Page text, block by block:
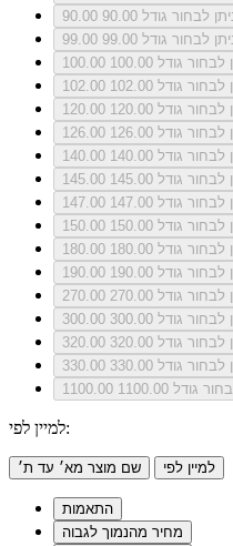
90.00
לבחור גודל 90.00
99.00
לבחור גודל 99.00
100.00
גודל 100.00
102.00
גודל 102.00
120.00
גודל 120.00
126.00
גודל 126.00
140.00
גודל 140.00
145.00
גודל 145.00
147.00
גודל 147.00
150.00
גודל 150.00
180.00
גודל 180.00
190.00
גודל 190.00
270.00
גודל 270.00
300.00
גודל 300.00
320.00
גודל 320.00
330.00
גודל 330.00
1100.00
גודל 1100.00
למיין לפי:
שם מוצר מא׳ עד ת׳ למיין לפי
התאמות
מחיר מהנמוך לגבוה